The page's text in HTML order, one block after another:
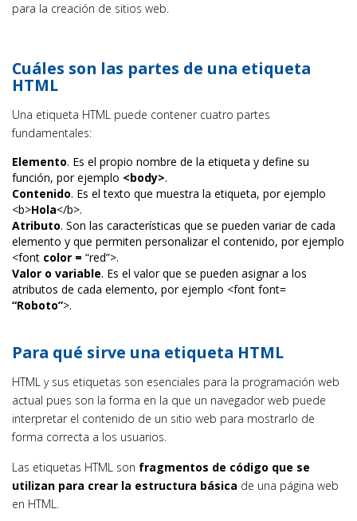
para la creación de sitios web.
Cuáles son las partes de una etiqueta
HTML
Una etiqueta HTML puede contener cuatro partes
fundamentales:
Elemento. Es el propio nombre de la etiqueta y define su
función, por ejemplo <body>.
Contenido. Es el texto que muestra la etiqueta, por ejemplo
<b>Hola</b>.
Atributo. Son las características que se pueden variar de cada
elemento y que permiten personalizar el contenido, por ejemplo
<font color = “red”>.
Valor o variable. Es el valor que se pueden asignar a los
atributos de cada elemento, por ejemplo <font font=
“Roboto”>.
Para qué sirve una etiqueta HTML
HTML y sus etiquetas son esenciales para la programación web
actual pues son la forma en la que un navegador web puede
interpretar el contenido de un sitio web para mostrarlo de
forma correcta a los usuarios.
Las etiquetas HTML son fragmentos de código que se
utilizan para crear la estructura básica de una página web
en HTML.